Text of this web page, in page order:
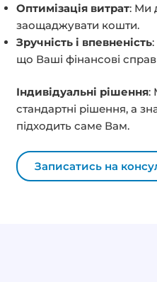
Оптимізація витрат: Ми
заощаджувати кошти.
Зручність і впевненість
що Ваші фінансові
Індивідуальні рішення:
стандартні рішення, а
підходить саме Вам.
Записатись на